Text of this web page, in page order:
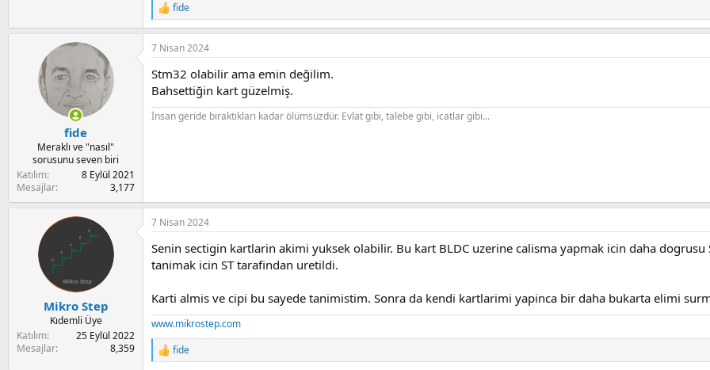
R
e
a
c
i
o
s
fide
fide
Meraklı ve "nasıl"
sorusunu seven biri
Katılım
8 Eylül 2021
Mesajlar
3,177
7 Nisan 2024
Stm32 olabilir ama emin değilim.
Bahsettiğin kart güzelmiş.
İnsan geride bıraktıkları kadar ölümsüzdür. Evlat gibi, talebe gibi, icatlar gibi...
Mikro Step
Kıdemli Üye
Katılım
25 Eylül 2022
Mesajlar
8,359
7 Nisan 2024
Senin sectigin kartlarin akimi yuksek olabilir. Bu kart BLDC uzerine calisma yapmak icin daha dogrusu
tanimak icin ST tarafindan uretildi.
Karti almis ve cipi bu sayede tanimistim. Sonra da kendi kartlarimi yapinca bir daha bukarta elimi
www.mikrostep.com
R
fide